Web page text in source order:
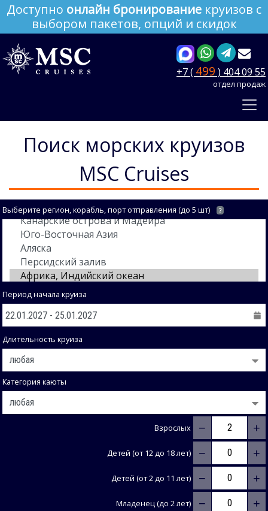
Доступно онлайн бронирование круизов с
выбором пакетов, опций и скидок
+7 ( 499 ) 404 09 55
отдел продаж
Поиск морских круизов
MSC Cruises
Выберите регион, корабль, порт отправления (до 5 шт) ?
Период начала круиза
Длительность круиза
Категория каюты
Взрослых − +
Детей (от 12 до 18 лет) − +
Детей (от 2 до 11 лет) − +
Младенец (до 2 лет) − +